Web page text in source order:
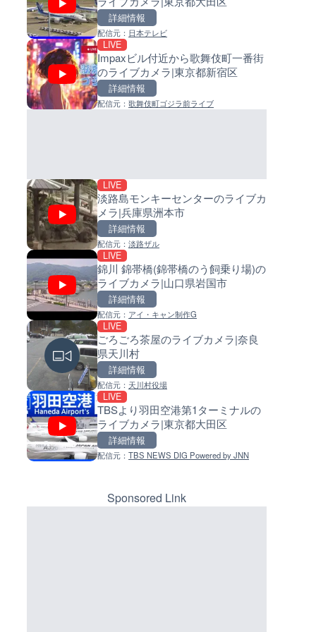
マーカーをクリックするとラ
イブカメラの詳細が表示されま
詳細情報
配信元： 日本テレビ
LIVE
Impaxビル付近から歌舞伎町一番街
のライブカメラ|東京都新宿区
詳細情報
配信元： 歌舞伎町ゴジラ前ライブ
LIVE
淡路島モンキーセンターのライブカ
メラ|兵庫県洲本市
詳細情報
配信元： 淡路ザル
LIVE
錦川 錦帯橋(錦帯橋のう飼乗り場)の
ライブカメラ|山口県岩国市
詳細情報
配信元： アイ・キャン制作G
LIVE
ごろごろ茶屋のライブカメラ|奈良
県天川村
詳細情報
配信元： 天川村役場
LIVE
TBSより羽田空港第1ターミナルの
ライブカメラ|東京都大田区
詳細情報
配信元： TBS NEWS DIG Powered by JNN
Impaxビル付近から歌舞伎町
のライブカメラ|東京都新宿区
配信元：歌舞伎町ゴジラ前ライブ
国道406号 菅平のライブカメ
野県上田市
配信元：
手結港(YASU海の駅クラブ)の
東名高速道路・厚木インター
ジ付近のライブカメラ|神奈川
配信元：テレビ朝日
イブカメラ|北海道羅臼町
詳細情報
小浦川水門付近から小浦海水
ライブカメラ|和歌山県日高町
配信元：日高町役場
導目木川 花立砂防堰堤下流の
ブカメラ|福岡県朝倉市
配信元：
常呂川 鹿ノ子ダムのライブカ
天塩川 岩尾内ダムのライブカ
北海道士別市
配信元：国土交通省 北海道開発局
ラ|東京都品川区
詳細情報
Sponsored Link